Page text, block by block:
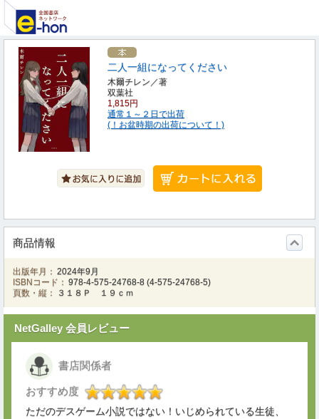
二人一組になってください
木爾チレン／著
双葉社
1,815円
通常１～２日で出荷
(！お盆時期の出荷について！)
商品情報
出版年月： 2024年9月
ISBNコード： 978-4-575-24768-8 (4-575-24768-5)
頁数・縦：
３１８Ｐ １９ｃｍ
NetGalley 会員レビュー
書店関係者
おすすめ度
ただのデスゲーム小説ではない！いじめられている生徒、